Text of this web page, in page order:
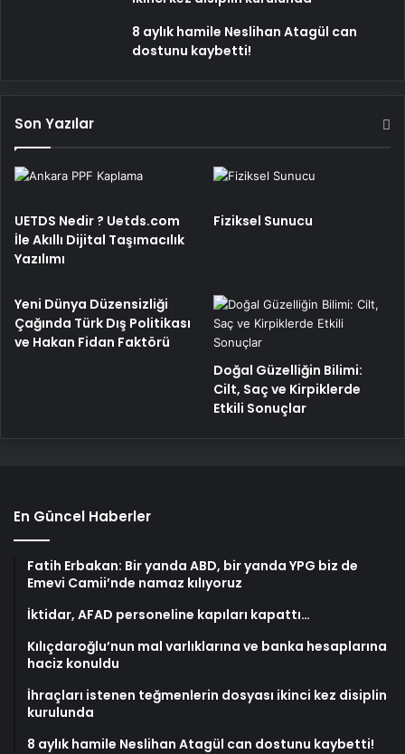
8 aylık hamile Neslihan Atagül can
dostunu kaybetti!
Son Yazılar
UETDS Nedir ? Uetds.com
İle Akıllı Dijital Taşımacılık
Yazılımı
Fiziksel Sunucu
Yeni Dünya Düzensizliği
Çağında Türk Dış Politikası
ve Hakan Fidan Faktörü
Doğal Güzelliğin Bilimi:
Cilt, Saç ve Kirpiklerde
Etkili Sonuçlar
En Güncel Haberler
Fatih Erbakan: Bir yanda ABD, bir yanda YPG biz de
Emevi Camii’nde namaz kılıyoruz
İktidar, AFAD personeline kapıları kapattı…
Kılıçdaroğlu’nun mal varlıklarına ve banka hesaplarına
haciz konuldu
İhraçları istenen teğmenlerin dosyası ikinci kez disiplin
kurulunda
8 aylık hamile Neslihan Atagül can dostunu kaybetti!